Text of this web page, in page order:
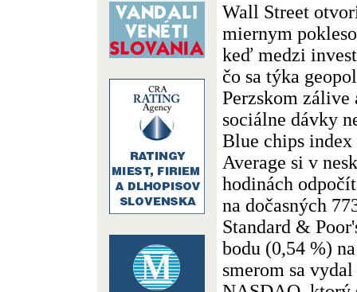
Wall Street
miernym
keď medzi
čo sa týka
Perzskom zálive
sociálne dávky
Blue chips
Average si v
hodinách
na dočasných
Standard &
bodu (0,54 %)
smerom sa